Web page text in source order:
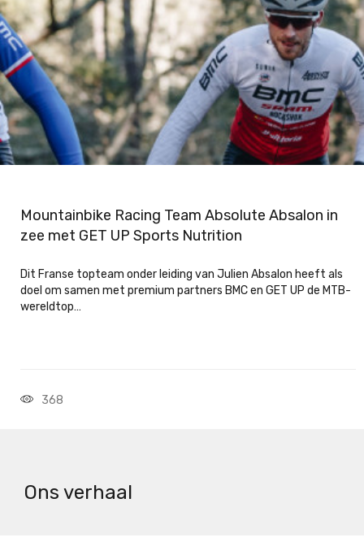
Mountainbike Racing Team Absolute Absalon in
zee met GET UP Sports Nutrition
Dit Franse topteam onder leiding van Julien Absalon heeft als
doel om samen met premium partners BMC en GET UP de MTB-
wereldtop…
368
Ons verhaal